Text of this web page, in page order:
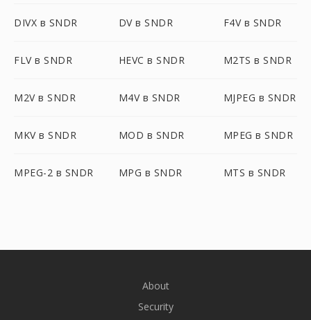
DIVX в SNDR DV в SNDR F4V в SNDR
FLV в SNDR HEVC в SNDR M2TS в SNDR
M2V в SNDR M4V в SNDR MJPEG в SNDR
MKV в SNDR MOD в SNDR MPEG в SNDR
MPEG-2 в SNDR MPG в SNDR MTS в SNDR
About
Security